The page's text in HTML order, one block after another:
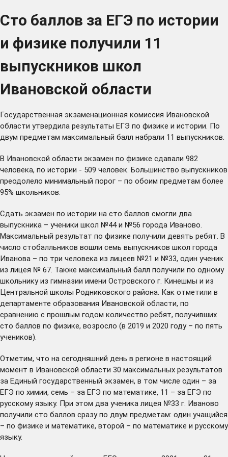
Сто баллов за ЕГЭ по истории
и физике получили 11
выпускников школ
Ивановской области
Государственная экзаменационная комиссия Ивановской
области утвердила результаты ЕГЭ по физике и истории. По
двум предметам максимальный балл набрали 11 выпускников.
В Ивановской области экзамен по физике сдавали 982
человека, по истории - 509 человек. Большинство выпускников
преодолело минимальный порог – по обоим предметам более
95% школьников.
Сдать экзамен по истории на сто баллов смогли два
выпускника – ученики школ №44 и №56 города Иваново.
Максимальный результат по физике получили девять ребят. В
число стобалльников вошли семь выпускников школ города
Иванова – по три человека из лицеев №21 и №33, один ученик
из лицея № 67. Также максимальный балл получили по одному
школьнику из гимназии имени Островского г. Кинешмы и из
Центральной школы Родниковского района. Как отметили в
департаменте образования Ивановской области, по
сравнению с прошлым годом количество ребят, получивших
сто баллов по физике, возросло (в 2019 и 2020 году – по пять
учеников).
Отметим, что на сегодняшний день в регионе в настоящий
момент в Ивановской области 30 максимальных результатов
за Единый государственный экзамен, в том числе один – за
ЕГЭ по химии, семь – за ЕГЭ по математике, 11 – за ЕГЭ по
русскому языку. При этом два ученика лицея №33 г. Иваново
получили сто баллов сразу по двум предметам: один учащийся
– по физике и математике, второй – по математике и русскому
языку.